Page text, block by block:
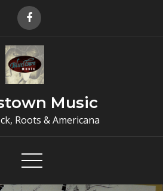
Music
Roots & Americana